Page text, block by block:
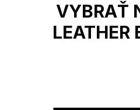
VYBRAŤ
LEATHER